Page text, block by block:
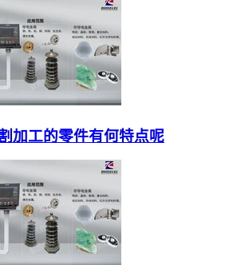
加工的零件有何特点呢